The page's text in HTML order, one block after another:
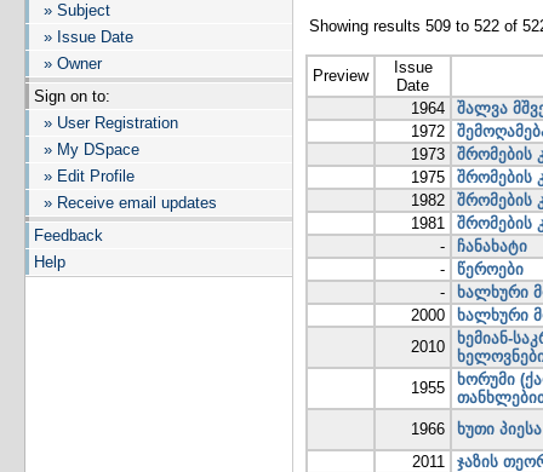
» Subject
» Issue Date
» Owner
Sign on to:
» User Registration
» My DSpace
» Edit Profile
» Receive email updates
Feedback
Help
Showing results 509 to 522 of
Preview
Issue
Date
1964
შალვა
1972
1973
შრომების
1975
შრომების
1982
შრომების
1981
შრომების
-
ჩანახატი
-
წეროები
-
ხალხური
2000
ხალხური
2010
ხემიან-
1955
ხორუმი
1966
ხუთი
2011
ჯაზის